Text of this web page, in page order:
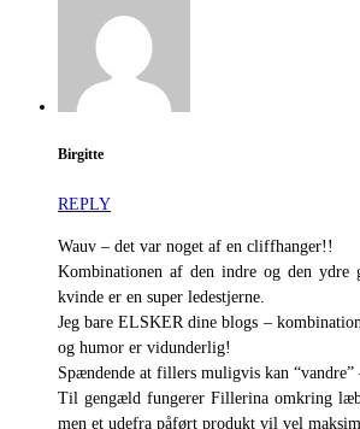
Birgitte
REPLY
Wauv – det var noget af en cliffhanger!!
Kombinationen af den indre og den ydre
kvinde er en super ledestjerne.
Jeg bare ELSKER dine blogs –
og humor er vidunderlig!
Spændende at fillers muligvis kan “vandre”
Til gengæld fungerer Fillerina omkring
men et udefra påført produkt vil vel